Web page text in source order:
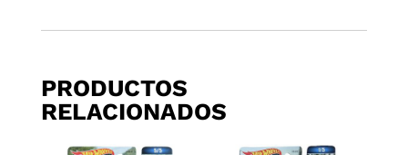
PRODUCTOS
RELACIONADOS